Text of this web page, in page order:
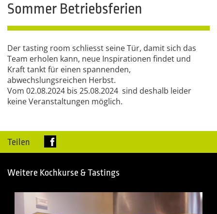
Sommer Betriebsferien
Der tasting room schliesst seine Tür, damit sich das
Team erholen kann, neue Inspirationen findet und
Kraft tankt für einen spannenden,
abwechslungsreichen Herbst.
Vom 02.08.2024 bis 25.08.2024 sind deshalb leider
keine Veranstaltungen möglich.
Teilen
Weitere Kochkurse & Tastings